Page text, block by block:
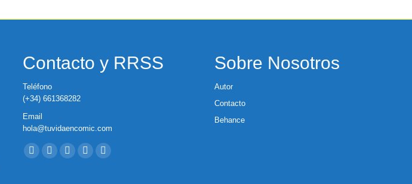
Contacto y RRSS
Teléfono
(+34) 661368282
Email
hola@tuvidaencomic.com
Encuéntranos en:
Facebook
X
YouTubeInstagramWhatsapp
Sobre Nosotros
Autor
Contacto
Behance